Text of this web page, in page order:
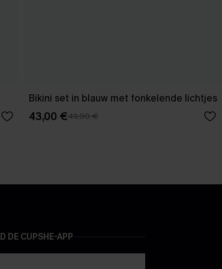
Bikini set in blauw met fonkelende lichtjes
43,00 €49,00 €
DE CUPSHE-APP